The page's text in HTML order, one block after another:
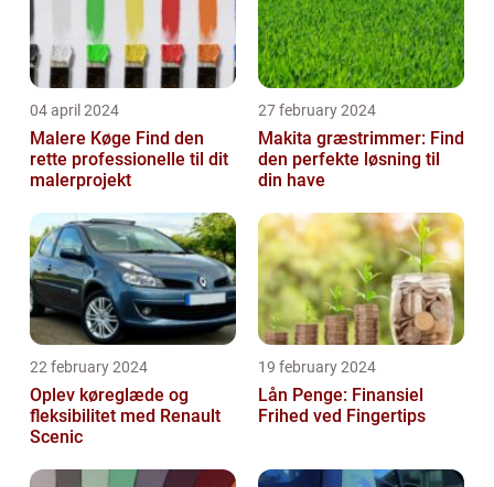
04 april 2024
Malere Køge Find den
rette professionelle til dit
malerprojekt
27 february 2024
Makita græstrimmer: Find
den perfekte løsning til
din have
22 february 2024
Oplev køreglæde og
fleksibilitet med Renault
Scenic
19 february 2024
Lån Penge: Finansiel
Frihed ved Fingertips